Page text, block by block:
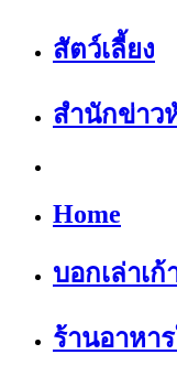
สัตว์เลี้ยง
สำนักข่าว
Home
บอกเล่าเก้
ร้านอาหา